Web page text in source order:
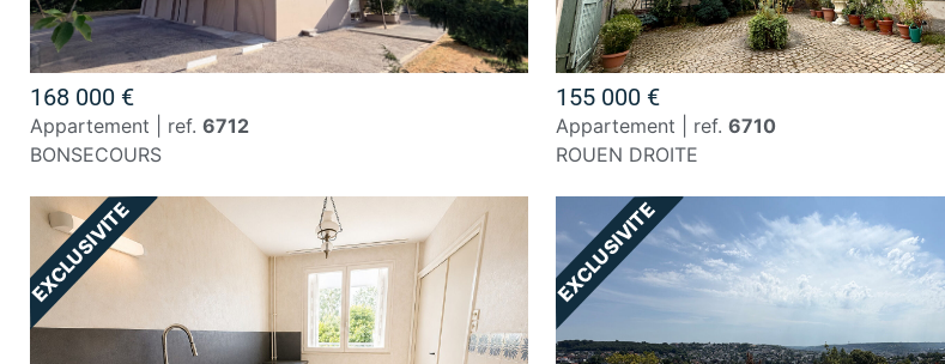
168 000 €
appartement | ref. 6712
BONSECOURS
155 000 €
appartement | ref. 6710
ROUEN DROITE